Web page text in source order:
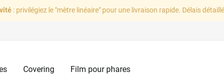
: privilégiez le "mètre linéaire" pour une livraison rapide. Délais
Covering Film pour phares